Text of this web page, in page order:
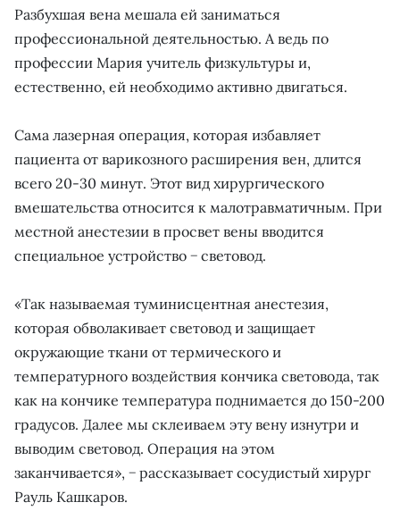
Разбухшая вена мешала ей заниматься
профессиональной деятельностью. А ведь по
профессии Мария учитель физкультуры и,
естественно, ей необходимо активно двигаться.
Сама лазерная операция, которая избавляет
пациента от варикозного расширения вен, длится
всего 20-30 минут. Этот вид хирургического
вмешательства относится к малотравматичным. При
местной анестезии в просвет вены вводится
специальное устройство − световод.
«Так называемая туминисцентная анестезия,
которая обволакивает световод и защищает
окружающие ткани от термического и
температурного воздействия кончика световода, так
как на кончике температура поднимается до 150-200
градусов. Далее мы склеиваем эту вену изнутри и
выводим световод. Операция на этом
заканчивается», − рассказывает сосудистый хирург
Рауль Кашкаров.